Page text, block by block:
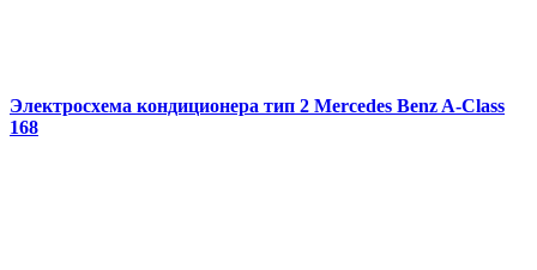
Электросхема кондиционера тип 2 Mercedes Benz A-Class
168